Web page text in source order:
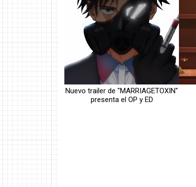
Nuevo trailer de "MARRIAGETOXIN"
presenta el OP y ED